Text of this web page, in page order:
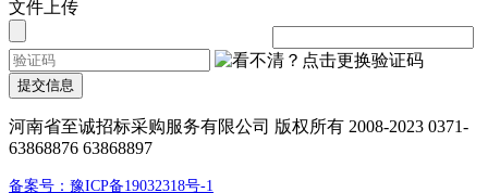
文件上传
提交信息
河南省至诚招标采购服务有限公司 版权所有 2008-2023 0371-
63868876 63868897
备案号：豫ICP备19032318号-1